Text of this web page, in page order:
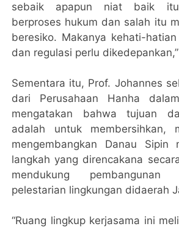
sebaik apapun niat baik
berproses hukum dan salah itu
beresiko. Makanya kehati-
dan regulasi perlu
Sementara itu, Prof. Johannes
dari Perusahaan Hanha
mengatakan bahwa tujuan
adalah untuk membersihkan,
mengembangkan Danau Sipin
langkah yang direncakana
mendukung
pelestarian lingkungan didaerah
“Ruang lingkup kerjasama ini